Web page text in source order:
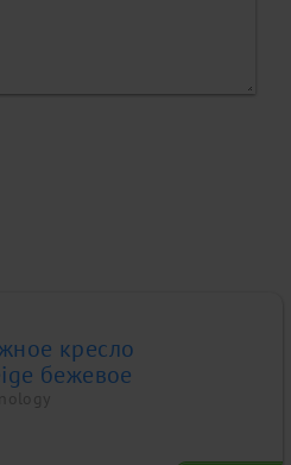
кресло
бежевое